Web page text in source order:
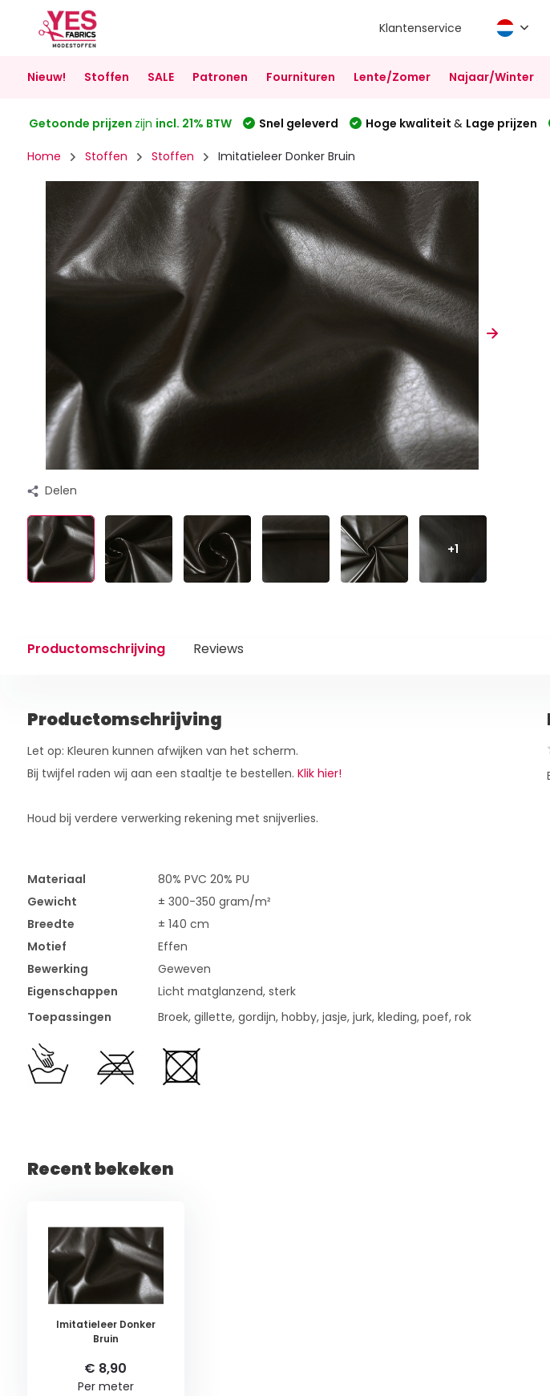
Klantenservice
Nieuw! Stoffen SALE Patronen Fournituren Lente/Zomer Najaar/Winter
Getoonde prijzen zijn incl. 21% BTW Snel geleverd Hoge kwaliteit & Lage prijzen
Home Stoffen Stoffen Imitatieleer Donker Bruin
Delen
+1
Productomschrijving Reviews
Productomschrijving
Let op: Kleuren kunnen afwijken van het scherm.
Bij twijfel raden wij aan een staaltje te bestellen. Klik hier!
Houd bij verdere verwerking rekening met snijverlies.
Materiaal
80% PVC 20% PU
Gewicht
± 300-350 gram/m²
Breedte
± 140 cm
Motief
Effen
Bewerking
Geweven
Eigenschappen
Licht matglanzend, sterk
Toepassingen
Broek, gillette, gordijn, hobby, jasje, jurk, kleding, poef, rok
Recent bekeken
Imitatieleer Donker
Bruin
€ 8,90
Per meter